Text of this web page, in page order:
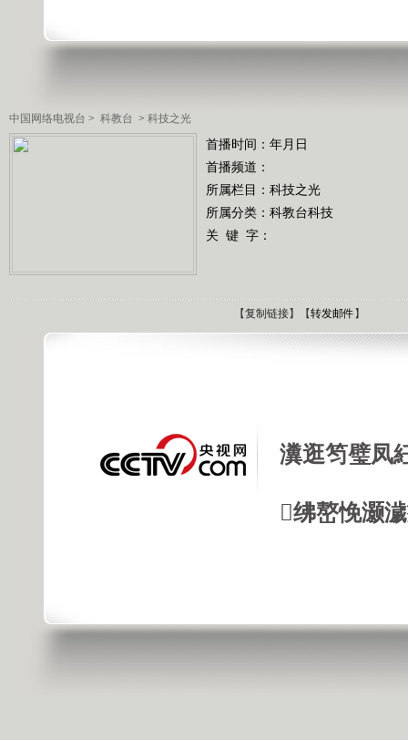
中国网络电视台 > 科教台 > 科技之光
首播时间：年月日
首播频道：
所属栏目： 科技之光
所属分类：科教台科技
关 键 字：
【复制链接】【转发邮件 】
瀵逛笉璧凤
绋嶅悗灏